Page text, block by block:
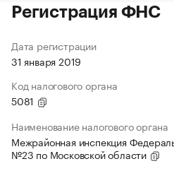
Регистрация ФНС
Дата регистрации
31 января 2019
Код налогового органа
5081
Наименование налогового органа
Межрайонная инспекция
№23 по Московской области